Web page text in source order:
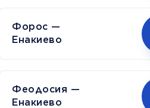
Форос —
Енакиево
Феодосия —
Енакиево